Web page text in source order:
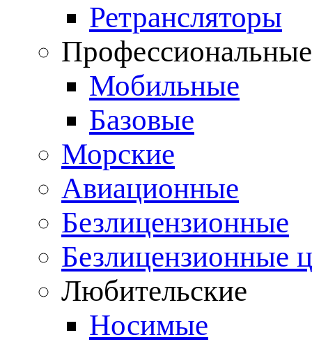
Ретрансляторы
Мобильные
Базовые
Морские
Авиационные
Безлицензионные
Безлицензионные
Любительские
Носимые